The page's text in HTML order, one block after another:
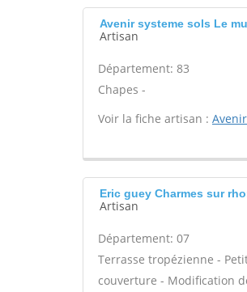
Avenir systeme sols Le
Artisan
Département: 83
Chapes -
Voir la fiche artisan :
Eric guey Charmes sur
Artisan
Département: 07
Terrasse tropézienne -
couverture - Modification